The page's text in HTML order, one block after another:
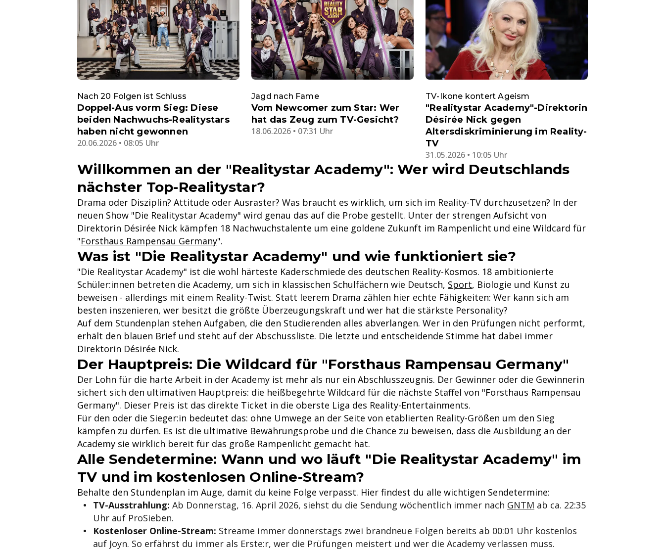
Nach 20 Folgen ist Schluss
Doppel-Aus vorm Sieg: Diese
beiden Nachwuchs-Realitystars
haben nicht gewonnen
20.06.2026 • 08:05 Uhr
Jagd nach Fame
Vom Newcomer zum Star: Wer
hat das Zeug zum TV-Gesicht?
18.06.2026 • 07:31 Uhr
TV-Ikone kontert Ageism
"Realitystar Academy"-Direktorin
Désirée Nick gegen
Altersdiskriminierung im Reality-
TV
31.05.2026 • 10:05 Uhr
Willkommen an der "Realitystar Academy": Wer wird Deutschlands
nächster Top-Realitystar?
Drama oder Disziplin? Attitude oder Ausraster? Was braucht es wirklich, um sich im Reality-TV durchzusetzen? In der
neuen Show "Die Realitystar Academy" wird genau das auf die Probe gestellt. Unter der strengen Aufsicht von
Direktorin Désirée Nick kämpfen 18 Nachwuchstalente um eine goldene Zukunft im Rampenlicht und eine Wildcard für
"Forsthaus Rampensau Germany".
Was ist "Die Realitystar Academy" und wie funktioniert sie?
"Die Realitystar Academy" ist die wohl härteste Kaderschmiede des deutschen Reality-Kosmos. 18 ambitionierte
Schüler:innen betreten die Academy, um sich in klassischen Schulfächern wie Deutsch, Sport, Biologie und Kunst zu
beweisen - allerdings mit einem Reality-Twist. Statt leerem Drama zählen hier echte Fähigkeiten: Wer kann sich am
besten inszenieren, wer besitzt die größte Überzeugungskraft und wer hat die stärkste Personality?
Auf dem Stundenplan stehen Aufgaben, die den Studierenden alles abverlangen. Wer in den Prüfungen nicht performt,
erhält den blauen Brief und steht auf der Abschussliste. Die letzte und entscheidende Stimme hat dabei immer
Direktorin Désirée Nick.
Der Hauptpreis: Die Wildcard für "Forsthaus Rampensau Germany"
Der Lohn für die harte Arbeit in der Academy ist mehr als nur ein Abschlusszeugnis. Der Gewinner oder die Gewinnerin
sichert sich den ultimativen Hauptpreis: die heißbegehrte Wildcard für die nächste Staffel von "Forsthaus Rampensau
Germany". Dieser Preis ist das direkte Ticket in die oberste Liga des Reality-Entertainments.
Für den oder die Sieger:in bedeutet das: ohne Umwege an der Seite von etablierten Reality-Größen um den Sieg
kämpfen zu dürfen. Es ist die ultimative Bewährungsprobe und die Chance zu beweisen, dass die Ausbildung an der
Academy sie wirklich bereit für das große Rampenlicht gemacht hat.
Alle Sendetermine: Wann und wo läuft "Die Realitystar Academy" im
TV und im kostenlosen Online-Stream?
Behalte den Stundenplan im Auge, damit du keine Folge verpasst. Hier findest du alle wichtigen Sendetermine:
TV-Ausstrahlung: Ab Donnerstag, 16. April 2026, siehst du die Sendung wöchentlich immer nach GNTM ab ca. 22:35
Uhr auf ProSieben.
Kostenloser Online-Stream: Streame immer donnerstags zwei brandneue Folgen bereits ab 00:01 Uhr kostenlos
auf Joyn. So erfährst du immer als Erste:r, wer die Prüfungen meistert und wer die Academy verlassen muss.